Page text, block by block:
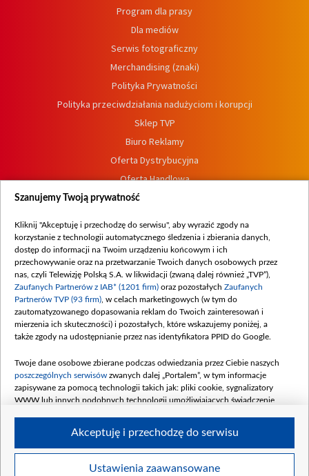
Program dla prasy
Dla mediów
Serwis fotograficzny
Merchandising (znaki)
Polityka Prywatności
Polityka przeciwdziałania nadużyciom i korupcji
Sklep TVP
Biuro Reklamy
Oferta Dystrybucyjna
Oferta Handlowa
Dostępność
Procedura zgłoszeń wewnętrznych
Szanujemy Twoją prywatność
Kliknij "Akceptuję i przechodzę do serwisu", aby wyrazić zgody na
korzystanie z technologii automatycznego śledzenia i zbierania danych,
dostęp do informacji na Twoim urządzeniu końcowym i ich
przechowywanie oraz na przetwarzanie Twoich danych osobowych przez
nas, czyli Telewizję Polską S.A. w likwidacji (zwaną dalej również „TVP”),
Zaufanych Partnerów z IAB* (1201 firm) oraz pozostałych Zaufanych
Partnerów TVP (93 firm) , w celach marketingowych (w tym do
zautomatyzowanego dopasowania reklam do Twoich zainteresowań i
mierzenia ich skuteczności) i pozostałych, które wskazujemy poniżej, a
także zgody na udostępnianie przez nas identyfikatora PPID do Google.
Twoje dane osobowe zbierane podczas odwiedzania przez Ciebie naszych
poszczególnych serwisów zwanych dalej „Portalem”, w tym informacje
zapisywane za pomocą technologii takich jak: pliki cookie, sygnalizatory
WWW lub innych podobnych technologii umożliwiających świadczenie
Twoje dane osobowe zbierane podczas odwiedzania przez Ciebie
Ustawienia zaawansowane
Akceptuję i przechodzę do serwisu